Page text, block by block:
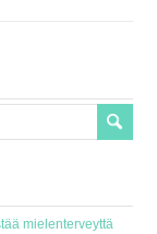
mielenterveyttä